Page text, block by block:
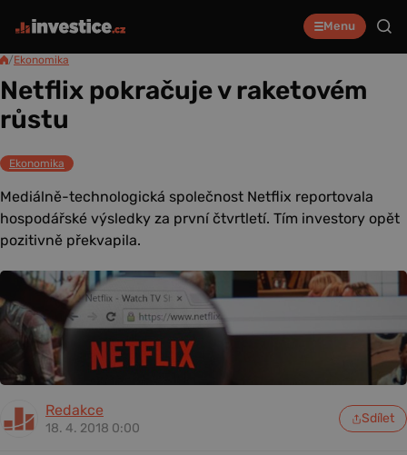
Menu
/Ekonomika
Netflix pokračuje v raketovém
růstu
Ekonomika
Mediálně-technologická společnost Netflix reportovala
hospodářské výsledky za první čtvrtletí. Tím investory opět
pozitivně překvapila.
Redakce
18. 4. 2018 0:00
Sdílet